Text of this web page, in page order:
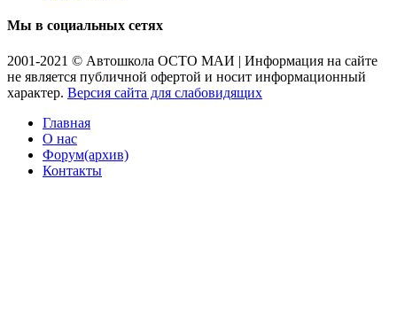
Мы в социальных сетях
2001-2021 © Автошкола ОСТО МАИ | Информация на сайте
не является публичной офертой и носит информационный
характер. Версия сайта для слабовидящих
Главная
О нас
Форум(архив)
Контакты